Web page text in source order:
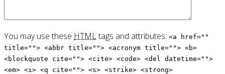
You may use these HTMLtags and attributes: <a href=""
title=""> <abbr title=""> <acronym title=""> <b>
<blockquote cite=""> <cite> <code> <del datetime="">
<em> <i> <q cite=""> <s> <strike> <strong>